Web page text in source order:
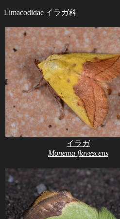
Limacodidae イラガ科
イラガ
Monema flavescens